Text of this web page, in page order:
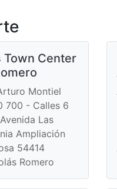
Town Center
Montiel
700 - Calles 6
Las
Ampliación
54414
Romero